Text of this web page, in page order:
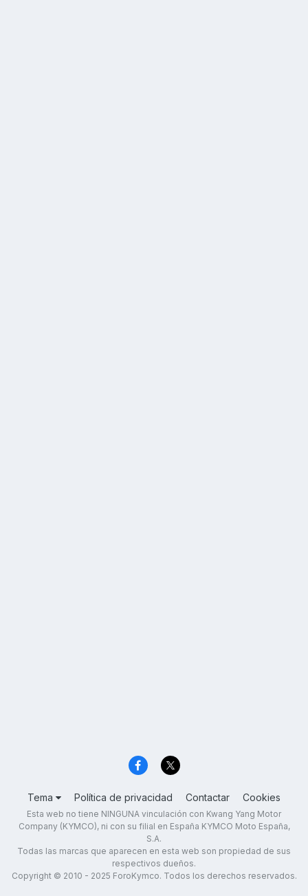
Tema Política de privacidad Contactar Cookies
Esta web no tiene NINGUNA vinculación con Kwang Yang Motor
Company (KYMCO), ni con su filial en España KYMCO Moto España,
S.A.
Todas las marcas que aparecen en esta web son propiedad de sus
respectivos dueños.
Copyright © 2010 - 2025 ForoKymco. Todos los derechos reservados.